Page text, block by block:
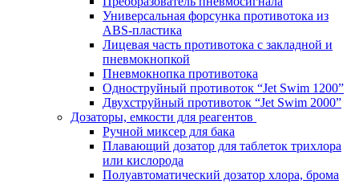
Универсальная форсунка противотока из
ABS-пластика
Лицевая часть противотока с закладной и
пневмокнопкой
Пневмокнопка противотока
Одноструйный противоток “Jet Swim 1200”
Двухструйный противоток “Jet Swim 2000”
Дозаторы, емкости для реагентов
Ручной миксер для бака
Плавающий дозатор для таблеток трихлора
или кислорода
Полуавтоматический дозатор хлора, брома